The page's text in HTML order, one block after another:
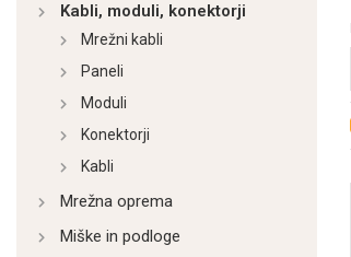
Kabli, moduli, konektorji
Mrežni kabli
Paneli
Moduli
Konektorji
Kabli
Mrežna oprema
Miške in podloge